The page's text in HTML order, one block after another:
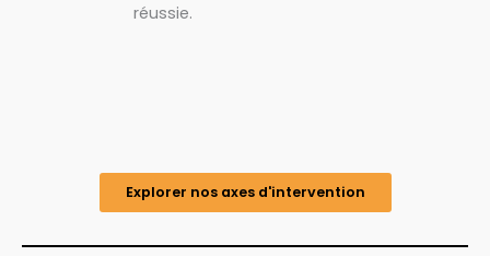
réussie.
Explorer nos axes d'intervention